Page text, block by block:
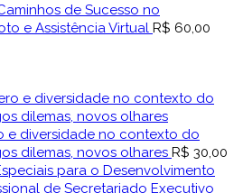
de Sucesso no
e Assistência Virtual R$ 60,00
e diversidade no contexto do
dilemas, novos olhares R$ 30,00